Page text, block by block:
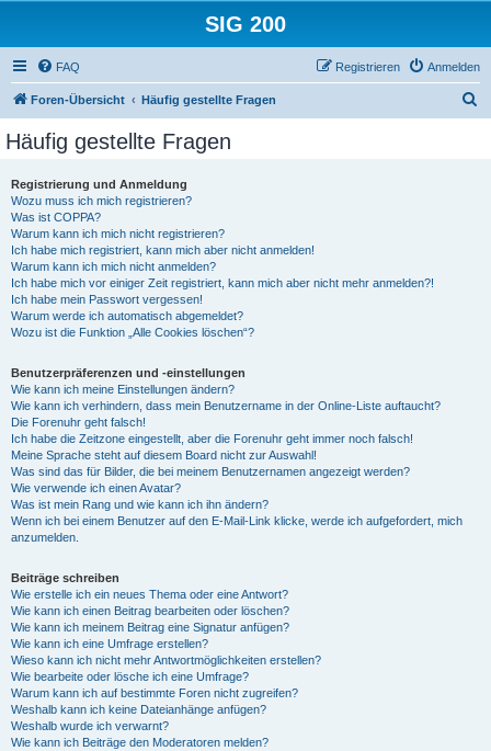
SIG 200
FAQ Anmelden
Registrieren
Foren-Übersicht Häufig gestellte Fragen
Häufig gestellte Fragen
Registrierung und Anmeldung
Wozu muss ich mich registrieren?
Was ist COPPA?
Warum kann ich mich nicht registrieren?
Ich habe mich registriert, kann mich aber nicht anmelden!
Warum kann ich mich nicht anmelden?
Ich habe mich vor einiger Zeit registriert, kann mich aber nicht mehr anmelden?!
Ich habe mein Passwort vergessen!
Warum werde ich automatisch abgemeldet?
Wozu ist die Funktion „Alle Cookies löschen“?
Benutzerpräferenzen und -einstellungen
Wie kann ich meine Einstellungen ändern?
Wie kann ich verhindern, dass mein Benutzername in der Online-Liste auftaucht?
Die Forenuhr geht falsch!
Ich habe die Zeitzone eingestellt, aber die Forenuhr geht immer noch falsch!
Meine Sprache steht auf diesem Board nicht zur Auswahl!
Was sind das für Bilder, die bei meinem Benutzernamen angezeigt werden?
Wie verwende ich einen Avatar?
Was ist mein Rang und wie kann ich ihn ändern?
Wenn ich bei einem Benutzer auf den E-Mail-Link klicke, werde ich aufgefordert, mich
anzumelden.
Beiträge schreiben
Wie erstelle ich ein neues Thema oder eine Antwort?
Wie kann ich einen Beitrag bearbeiten oder löschen?
Wie kann ich meinem Beitrag eine Signatur anfügen?
Wie kann ich eine Umfrage erstellen?
Wieso kann ich nicht mehr Antwortmöglichkeiten erstellen?
Wie bearbeite oder lösche ich eine Umfrage?
Warum kann ich auf bestimmte Foren nicht zugreifen?
Weshalb kann ich keine Dateianhänge anfügen?
Weshalb wurde ich verwarnt?
Wie kann ich Beiträge den Moderatoren melden?